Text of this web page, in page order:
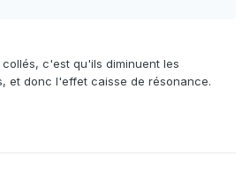
c'est qu'ils diminuent les
et donc l'effet caisse de résonance.